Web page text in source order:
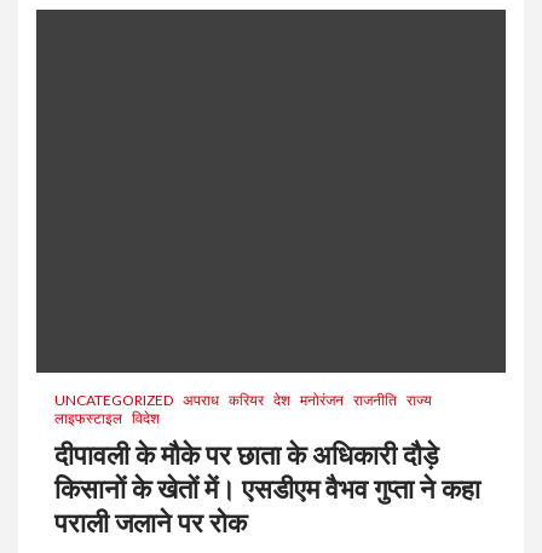
UNCATEGORIZED अपराध करियर देश मनोरंजन राजनीति राज्य
लाइफस्टाइल विदेश
दीपावली के मौके पर छाता के अधिकारी दौड़े
किसानों के खेतों में। एसडीएम वैभव गुप्ता ने कहा
पराली जलाने पर रोक